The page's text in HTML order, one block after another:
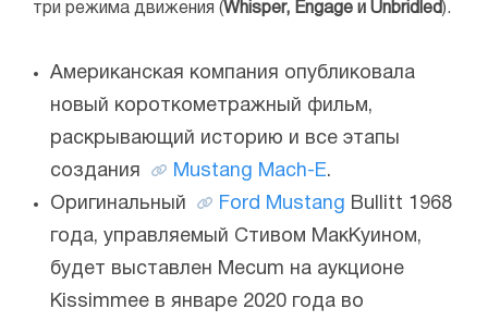
три режима движения (Whisper, Engage и Unbridled ).
Американская компания опубликовала
новый короткометражный фильм,
раскрывающий историю и все этапы
создания
Mustang Mach-E.
Оригинальный
Ford Mustang Bullitt 1968
года, управляемый Стивом МакКуином,
будет выставлен Mecum на аукционе
Kissimmee в январе 2020 года во